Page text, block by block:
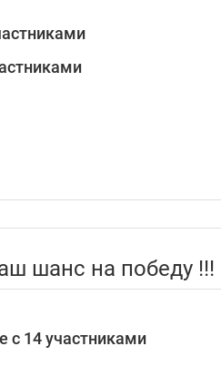
шанс на победу !!!
с 14 участниками